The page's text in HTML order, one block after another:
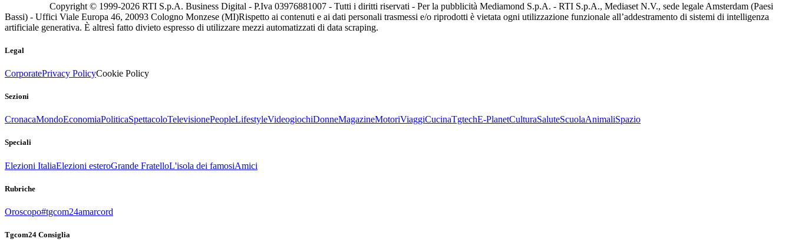
Copyright © 1999-2026 RTI S.p.A. Business Digital - P.Iva 03976881007 - Tutti i diritti riservati - Per la pubblicità Mediamond S.p.A. - RTI S.p.A., Mediaset N.V., sede legale Amsterdam (Paesi
Bassi) - Uffici Viale Europa 46, 20093 Cologno Monzese (MI)Rispetto ai contenuti e ai dati personali trasmessi e/o riprodotti è vietata ogni utilizzazione funzionale all’addestramento di sistemi di intelligenza
artificiale generativa. È altresì fatto divieto espresso di utilizzare mezzi automatizzati di data scraping.
Legal
CorporatePrivacy PolicyCookie Policy
Sezioni
CronacaMondoEconomiaPoliticaSpettacoloTelevisionePeopleLifestyleVideogiochiDonneMagazineMotoriViaggiCucinaTgtechE-PlanetCulturaSaluteScuolaAnimaliSpazio
Speciali
Elezioni ItaliaElezioni esteroGrande FratelloL'isola dei famosiAmici
Rubriche
Oroscopo#tgcom24amarcord
Tgcom24 Consiglia